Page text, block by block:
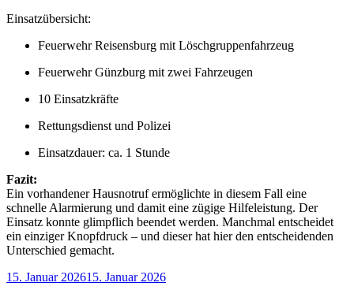
Einsatzübersicht:
Feuerwehr Reisensburg mit Löschgruppenfahrzeug
Feuerwehr Günzburg mit zwei Fahrzeugen
10 Einsatzkräfte
Rettungsdienst und Polizei
Einsatzdauer: ca. 1 Stunde
Fazit:
Ein vorhandener Hausnotruf ermöglichte in diesem Fall eine
schnelle Alarmierung und damit eine zügige Hilfeleistung. Der
Einsatz konnte glimpflich beendet werden. Manchmal entscheidet
ein einziger Knopfdruck – und dieser hat hier den entscheidenden
Unterschied gemacht.
Veröffentlicht
15. Januar 202615. Januar 2026